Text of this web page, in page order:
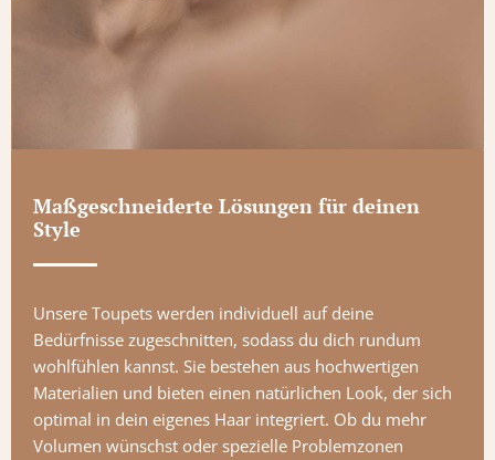
Maßgeschneiderte Lösungen für deinen
Style
Unsere Toupets werden individuell auf deine
Bedürfnisse zugeschnitten, sodass du dich rundum
wohlfühlen kannst. Sie bestehen aus hochwertigen
Materialien und bieten einen natürlichen Look, der sich
optimal in dein eigenes Haar integriert. Ob du mehr
Volumen wünschst oder spezielle Problemzonen